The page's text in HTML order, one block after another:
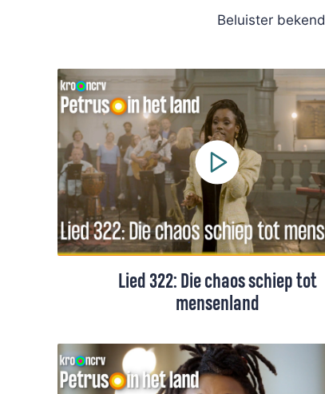
Beluister
Lied 322: Die chaos schiep tot
mensenland
Lied 322 uit het Liedboek is een lied
Huub Oosterhuis. Gezongen door
Wielkens. Met tekst en toelichting.